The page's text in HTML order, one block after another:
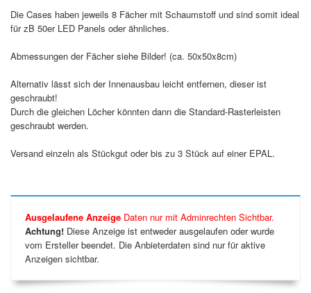
Die Cases haben jeweils 8 Fächer mit Schaumstoff und sind somit ideal
für zB 50er LED Panels oder ähnliches.
Abmessungen der Fächer siehe Bilder! (ca. 50x50x8cm)
Alternativ lässt sich der Innenausbau leicht entfernen, dieser ist
geschraubt!
Durch die gleichen Löcher könnten dann die Standard-Rasterleisten
geschraubt werden.
Versand einzeln als Stückgut oder bis zu 3 Stück auf einer EPAL.
Ausgelaufene Anzeige Daten nur mit Adminrechten Sichtbar.
Achtung! Diese Anzeige ist entweder ausgelaufen oder wurde
vom Ersteller beendet. Die Anbieterdaten sind nur für aktive
Anzeigen sichtbar.